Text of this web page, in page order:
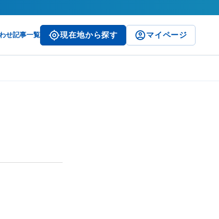
せ記事一覧 現在地から探す マイページ